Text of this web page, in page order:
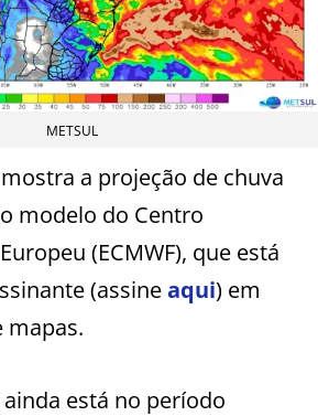
METSUL
a projeção de chuva
modelo do Centro
(ECMWF), que está
(assineaqui) em
mapas.
está no período